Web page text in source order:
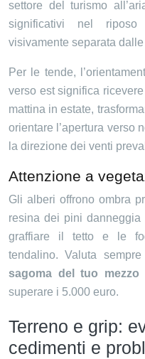
settore del turismo
significativi nel
visivamente separata dalle
Per le tende,
verso est significa
mattina in estate,
orientare l’apertura verso
la direzione dei venti
Attenzione a
Gli alberi offrono ombra
resina dei pini
graffiare il tetto e le
tendalino. Valuta
sagoma del tuo mezzo
superare i 5.000 euro.
Terreno e grip:
cedimenti e